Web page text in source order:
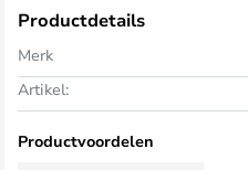
Productdetails
Merk
Artikel:
Productvoordelen